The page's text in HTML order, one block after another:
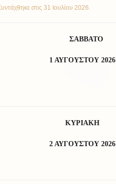
στις 31 Ιουλίου 2026.
ΣΑΒΒΑΤΟ
1 ΑΥΓΟΥΣΤΟΥ 2026
ΚΥΡΙΑΚΗ
2 ΑΥΓΟΥΣΤΟΥ 2026